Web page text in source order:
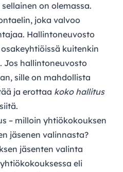
on olemassa.
joka valvoo
Hallintoneuvosto
kuitenkin
Jos hallintoneuvosto
sille on mahdollista
ja erottaa koko hallitus
– milloin yhtiökokouksen
jäsenen valinnasta?
jäsenten valinta
eli